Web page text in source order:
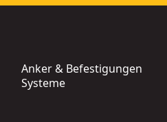
Anker & Befestigungen
Systeme